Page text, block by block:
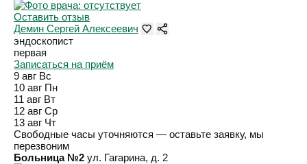
Оставить отзыв
Демин Сергей Алексеевич
эндоскопист
первая
Записаться на приём
9 авг Вс
10 авг Пн
11 авг Вт
12 авг Ср
13 авг Чт
Свободные часы уточняются — оставьте заявку, мы
перезвоним
Больница №2 ул. Гагарина, д. 2